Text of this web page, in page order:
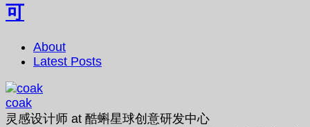
可
About
Latest Posts
coak
灵感设计师 at 酷蝌星球创意研发中心